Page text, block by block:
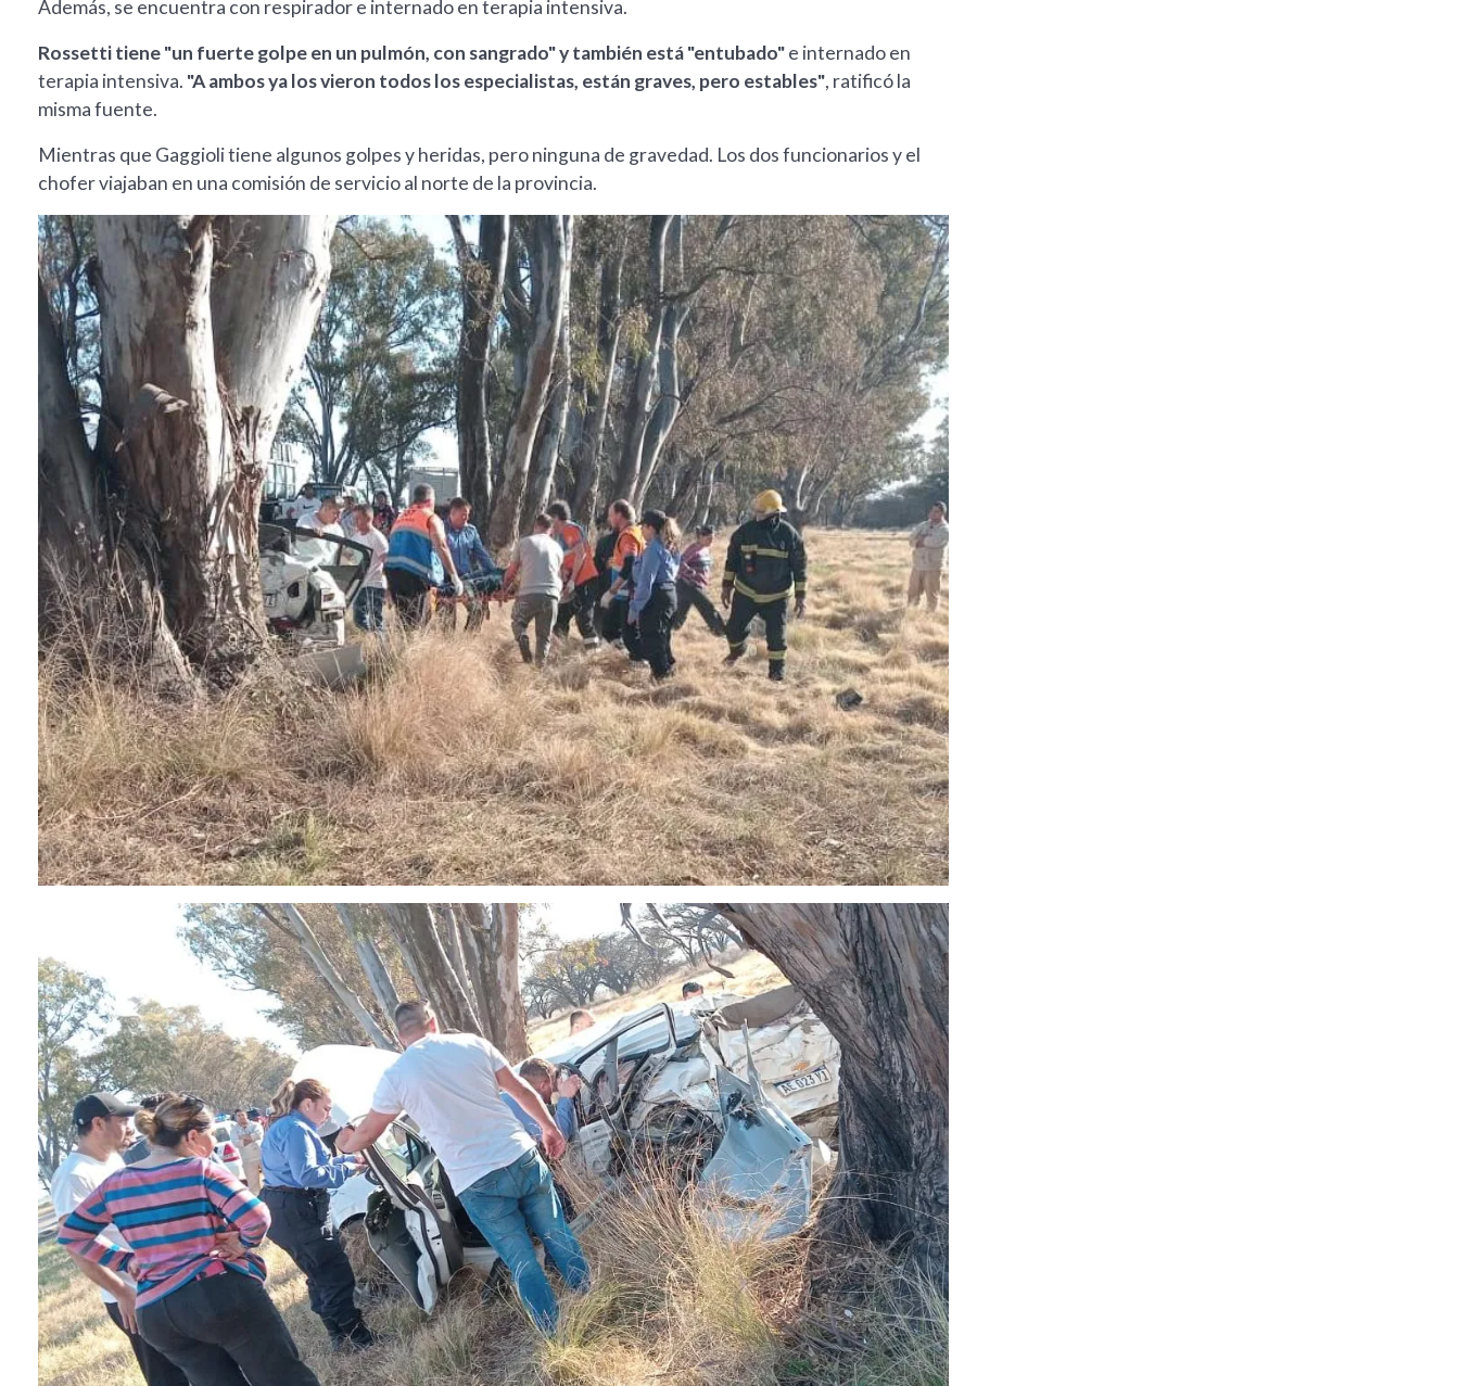
Además, se encuentra con respirador e internado en terapia intensiva.
Rossetti tiene "un fuerte golpe en un pulmón, con sangrado" y también está "entubado"e internado en
terapia intensiva. "A ambos ya los vieron todos los especialistas, están graves, pero estables", ratificó la
misma fuente.
Mientras que Gaggioli tiene algunos golpes y heridas, pero ninguna de gravedad. Los dos funcionarios y el
chofer viajaban en una comisión de servicio al norte de la provincia.